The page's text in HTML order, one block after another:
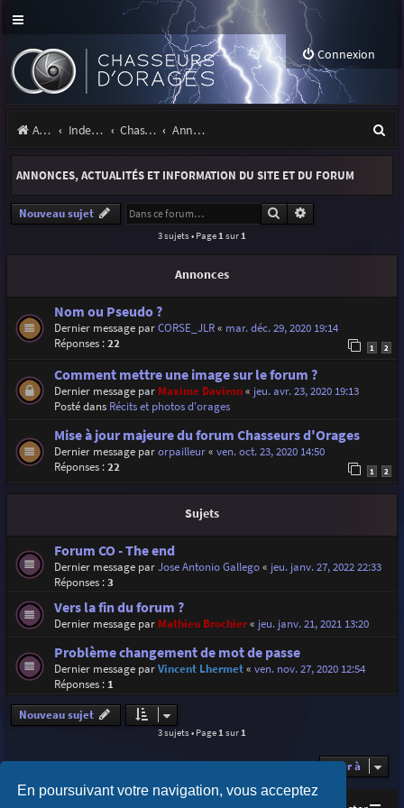
En poursuivant votre navigation, vous acceptez
Connexion
Accueil Index du forum Chasseurs d'Orages Annonces, actualités et information du site et du forum
e
e
ANNONCES, ACTUALITÉS ET INFORMATION DU SITE ET DU FORUM
Nouveau sujet Rechercher
3 sujets • Page 1 sur 1
Annonces
Nom ou Pseudo ?
Dernier message parCORSE_JLR« mar. déc. 29, 2020 19:14
Réponses :22 1 2
Comment mettre une image sur le forum ?
Dernier message par Maxime Daviron« jeu. avr. 23, 2020 19:13
Posté dans Récits et photos d'orages
Mise à jour majeure du forum Chasseurs d'Orages
Dernier message parorpailleur« ven. oct. 23, 2020 14:50
Réponses :22 1 2
Sujets
Forum CO - The end
Dernier message parJose Antonio Gallego« jeu. janv. 27, 2022 22:33
Réponses :3
Vers la fin du forum ?
Dernier message par Mathieu Brochier« jeu. janv. 21, 2021 13:20
Problème changement de mot de passe
Dernier message parVincent Lhermet« ven. nov. 27, 2020 12:54
Réponses : 1
Nouveau sujet
3 sujets • Page1sur1
Aller à